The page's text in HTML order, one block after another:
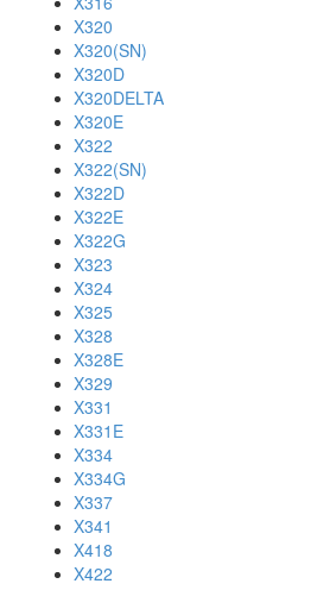
X320
X320(SN)
X320D
X320DELTA
X320E
X322
X322(SN)
X322D
X322E
X322G
X323
X324
X325
X328
X328E
X329
X331
X331E
X334
X334G
X337
X341
X418
X422